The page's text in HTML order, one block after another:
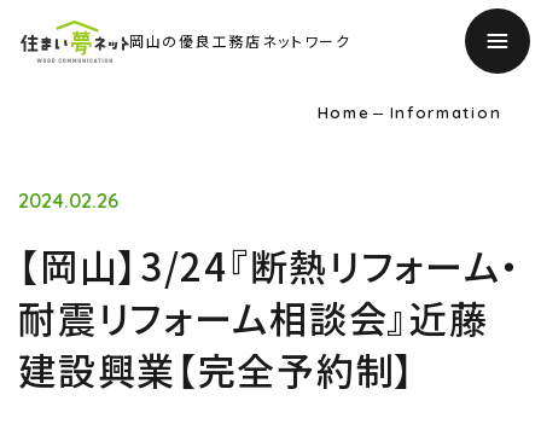
岡山の優良工務店ネットワーク
TOP
Home Information
2024.02.26
【岡山】3/24『断熱リフォーム・
耐震リフォーム相談会』近藤
建設興業【完全予約制】